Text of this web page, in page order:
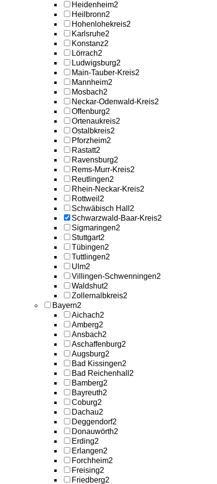
Heidenheim2
Heilbronn2
Hohenlohekreis2
Karlsruhe2
Konstanz2
Lörrach2
Ludwigsburg2
Main-Tauber-Kreis2
Mannheim2
Mosbach2
Neckar-Odenwald-Kreis2
Offenburg2
Ortenaukreis2
Ostalbkreis2
Pforzheim2
Rastatt2
Ravensburg2
Rems-Murr-Kreis2
Reutlingen2
Rhein-Neckar-Kreis2
Rottweil 2
Schwäbisch Hall 2
Schwarzwald-Baar-Kreis2
Sigmaringen2
Stuttgart2
Tübingen2
Tuttlingen2
Ulm2
Villingen-Schwenningen2
Waldshut2
Zollernalbkreis2
Bayern2
Aichach2
Amberg2
Ansbach2
Aschaffenburg2
Augsburg2
Bad Kissingen2
Bad Reichenhall 2
Bamberg2
Bayreuth2
Coburg2
Dachau2
Deggendorf2
Donauwörth2
Erding2
Erlangen2
Forchheim2
Freising2
Friedberg2